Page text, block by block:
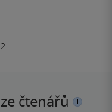
čtenářů